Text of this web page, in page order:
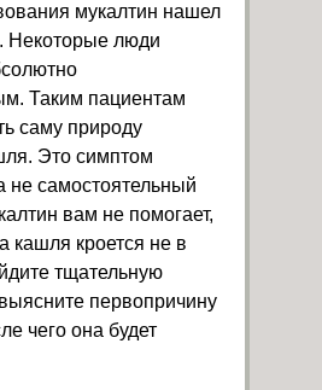
мукалтин нашел
Некоторые люди
Таким пациентам
саму природу
Это симптом
не самостоятельный
вам не помогает,
кашля кроется не в
тщательную
первопричину
чего она будет